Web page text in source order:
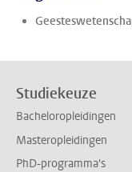
Studiekeuze
Bacheloropleidingen
Masteropleidingen
PhD-programma's